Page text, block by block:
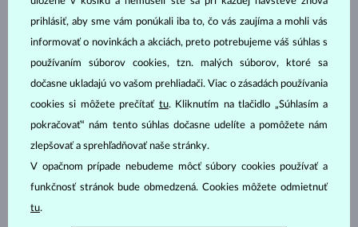
AKVAMARÍN & DIAMANT
AKVAMARÍN & DIAMANT
NA SKLADE NA SKLADE
prihlásiť, aby sme vám ponúkali iba to, čo vás zaujíma a mohli vás
informovať o novinkách a akciách, preto potrebujeme váš súhlas s
používaním súborov cookies, tzn. malých súborov, ktoré sa
dočasne ukladajú vo vašom prehliadači. Viac o zásadách používania
cookies si môžete prečítať tu. Kliknutím na tlačidlo „Súhlasím a
pokračovať“ nám tento súhlas dočasne udelíte a pomôžete nám
zlepšovať a sprehľadňovať naše stránky.
V opačnom prípade nebudeme môcť súbory cookies používať a
funkčnosť stránok bude obmedzená. Cookies môžete odmietnuť
tu.